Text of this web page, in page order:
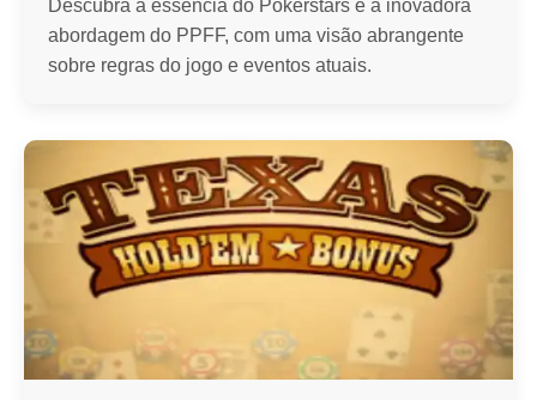
Descubra a essência do Pokerstars e a inovadora
abordagem do PPFF, com uma visão abrangente
sobre regras do jogo e eventos atuais.